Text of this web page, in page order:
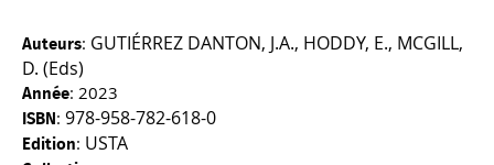
Auteurs: GUTIÉRREZ DANTON, J.A., HODDY, E., MCGILL,
D. (Eds)
Année: 2023
ISBN : 978-958-782-618-0
Edition: USTA